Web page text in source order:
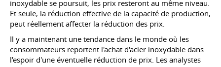
inoxydable se poursuit, les prix resteront au même niveau.
Et seule, la réduction effective de la capacité de production,
peut réellement affecter la réduction des prix.
Il y a maintenant une tendance dans le monde où les
consommateurs reportent l'achat d'acier inoxydable dans
l'espoir d'une éventuelle réduction de prix. Les analystes